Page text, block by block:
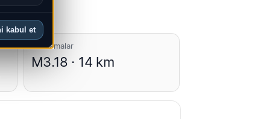
kabul et
Ortalamalar
M3.18 · 14 km